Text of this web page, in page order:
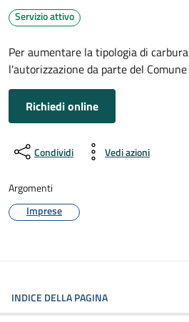
Servizio attivo
Per aumentare la tipologia di
l'autorizzazione da parte del Comune
Richiedi online
Condividi Vedi azioni
Argomenti
Imprese
INDICE DELLA PAGINA